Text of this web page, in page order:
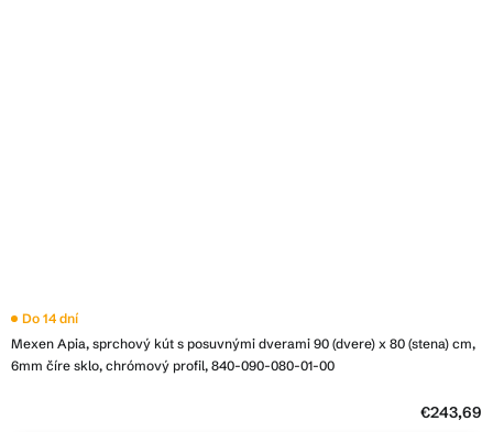
Mexen Apia, sprchový kút s posuvnými dverami 90 (dvere) x 80 (stena) cm,
6mm číre sklo, chrómový profil, 840-090-080-01-00
Do 14 dní
€243,69